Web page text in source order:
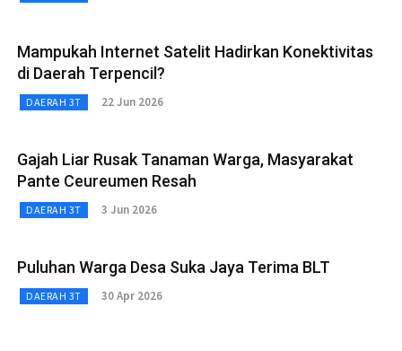
Mampukah Internet Satelit Hadirkan Konektivitas
di Daerah Terpencil?
DAERAH 3T 22 Jun 2026
Gajah Liar Rusak Tanaman Warga, Masyarakat
Pante Ceureumen Resah
DAERAH 3T 3 Jun 2026
Puluhan Warga Desa Suka Jaya Terima BLT
DAERAH 3T 30 Apr 2026